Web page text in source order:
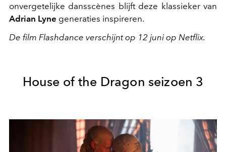
onvergetelijke dansscènes blijft deze klassieker van
Adrian Lyne generaties inspireren.
De film Flashdance verschijnt op 12 juni op Netflix.
House of the Dragon seizoen 3